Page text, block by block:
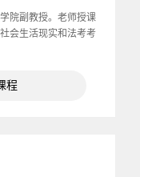
院副教授。老师授课
会生活现实和法考考
程